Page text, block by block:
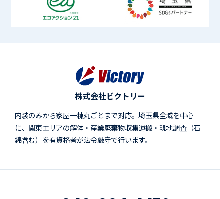
株式会社ビクトリー
内装のみから家屋一棟丸ごとまで対応。埼玉県全域を中心
に、関東エリアの解体・産業廃棄物収集運搬・現地調査（石
綿含む）を有資格者が法令厳守で行います。